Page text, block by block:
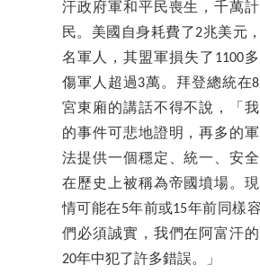
汗政府軍和平民喪生，千萬
民。美國自身耗費了2兆美元
名軍人，其盟軍損失了1100
傷軍人超過3萬。拜登總統在
宮東廂的講話不得不說，「
的事件可悲地證明，再多的
法提供一個穩定、統一、安全
在歷史上被稱為帝國墳場。
情可能在5年前或15年前同樣
們必須誠實，我們在阿富汗
20年中犯了許多錯誤。」